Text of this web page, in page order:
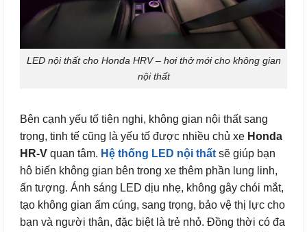
LED nội thất cho Honda HRV – hơi thở mới cho không gian
nội thất
Bên cạnh yếu tố tiện nghi, không gian nội thất sang
trọng, tinh tế cũng là yếu tố được nhiều chủ xe Honda
HR-V quan tâm. Hệ thống LED nội thất sẽ giúp bạn
hô biến không gian bên trong xe thêm phần lung linh,
ấn tượng. Ánh sáng LED dịu nhẹ, không gây chói mắt,
tạo không gian ấm cúng, sang trọng, bảo vệ thị lực cho
bạn và người thân, đặc biệt là trẻ nhỏ. Đồng thời có đa